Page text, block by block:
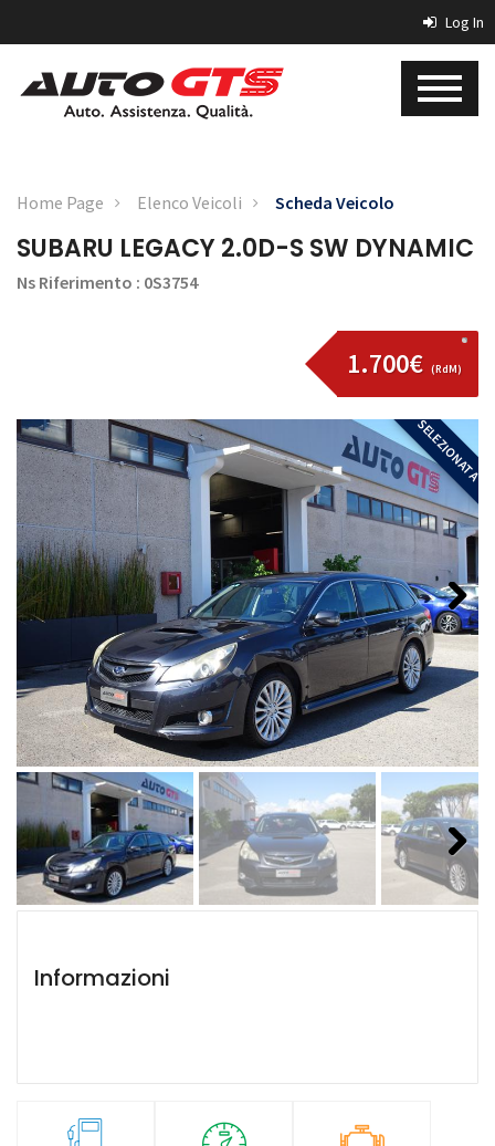
Log In
Home Page Elenco Veicoli Scheda Veicolo
SUBARU LEGACY 2.0D-S SW DYNAMIC
Ns Riferimento : 0S3754
1.700€ (RdM)
SELEZIONATA
Next
Next
Informazioni